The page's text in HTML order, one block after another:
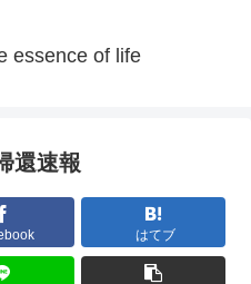
essence of life
還速報
はてブ